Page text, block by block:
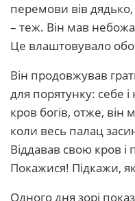
перемови вів
– теж. Він мав небожа
Це влаштовувало
Він продовжував
для порятунку: себе
кров богів, отже,
коли весь палац
Віддавав свою кров і
Покажися! Підкажи,
Одного дня зорі